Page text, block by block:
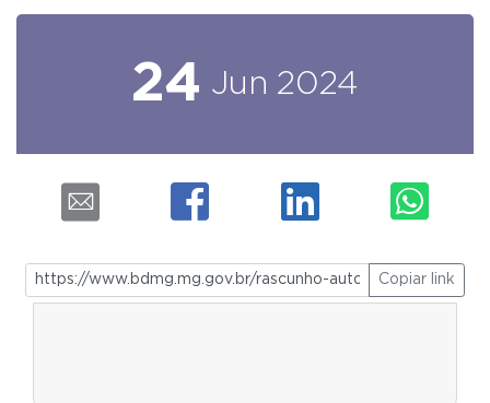
24 Jun 2024
Copiar link